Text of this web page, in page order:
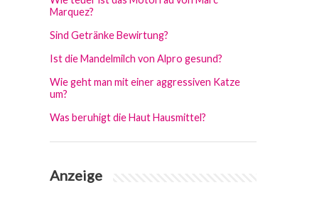
Marquez?
Sind Getränke Bewirtung?
Ist die Mandelmilch von Alpro gesund?
Wie geht man mit einer aggressiven Katze
um?
Was beruhigt die Haut Hausmittel?
Anzeige